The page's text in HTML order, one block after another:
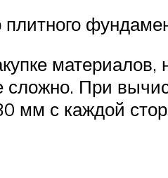
сложно. При
мм с каждой